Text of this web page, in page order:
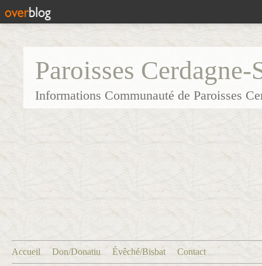
Paroisses
Informations Communauté de Paroisses
Accueil Don/Donatiu Évêché/Bisbat Contact